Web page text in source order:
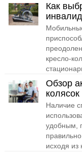
Как
кресло-
Обзор
колясок
Наличие
удобным,
исходя из